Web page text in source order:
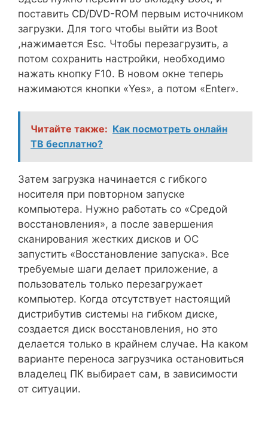
поставить CD/DVD-ROM первым источником
загрузки. Для того чтобы выйти из Boot
,нажимается Esc. Чтобы перезагрузить, а
потом сохранить настройки, необходимо
нажать кнопку F10. В новом окне теперь
нажимаются кнопки «Yes», а потом «Enter».
Читайте также: Как посмотреть онлайн
ТВ бесплатно?
Затем загрузка начинается с гибкого
носителя при повторном запуске
компьютера. Нужно работать со «Средой
восстановления», а после завершения
сканирования жестких дисков и ОС
запустить «Восстановление запуска». Все
требуемые шаги делает приложение, а
пользователь только перезагружает
компьютер. Когда отсутствует настоящий
дистрибутив системы на гибком диске,
создается диск восстановления, но это
делается только в крайнем случае. На каком
варианте переноса загрузчика остановиться
владелец ПК выбирает сам, в зависимости
от ситуации.